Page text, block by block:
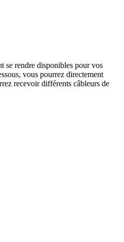
se rendre disponibles pour vos
vous pourrez directement
recevoir différents câbleurs de